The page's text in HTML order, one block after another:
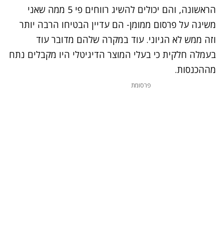
הראשונה, והם יכולים להשיג רווחים פי 5 ממה שאני
משיגה על פרסום ממומן- הם עדיין הבטיחו הרבה יותר
וזה ממש לא הגיוני. עוד במקרה שלהם מדובר עוד
בעמלה חלקית כי בעלי המוצר הדיגיטלי היו מקבלים נתח
מההכנסות.
פרסומת